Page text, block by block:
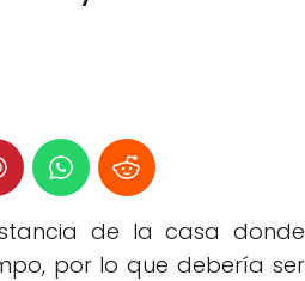
de la casa donde
por lo que debería ser